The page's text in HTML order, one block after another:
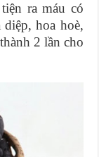
ra máu có
hoa hoè,
2 lần cho